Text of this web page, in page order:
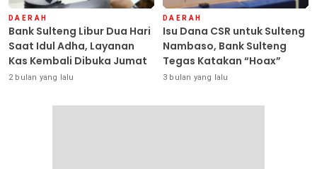
DAERAH
Bank Sulteng Libur Dua Hari
Saat Idul Adha, Layanan
Kas Kembali Dibuka Jumat
2 bulan yang lalu
DAERAH
Isu Dana CSR untuk Sulteng
Nambaso, Bank Sulteng
Tegas Katakan “Hoax”
3 bulan yang lalu